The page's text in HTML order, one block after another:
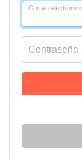
Correo electrónico
Contraseña